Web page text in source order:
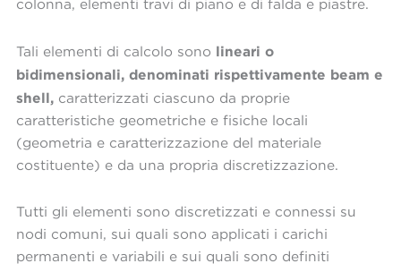
colonna, elementi travi di piano e di falda e piastre.
Tali elementi di calcolo sono lineari o
bidimensionali, denominati rispettivamente beam e
shell, caratterizzati ciascuno da proprie
caratteristiche geometriche e fisiche locali
(geometria e caratterizzazione del materiale
costituente) e da una propria discretizzazione.
Tutti gli elementi sono discretizzati e connessi su
nodi comuni, sui quali sono applicati i carichi
permanenti e variabili e sui quali sono definiti